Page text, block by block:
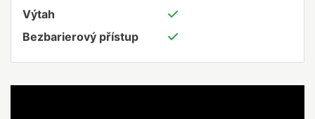
Výtah
Bezbarierový přístup